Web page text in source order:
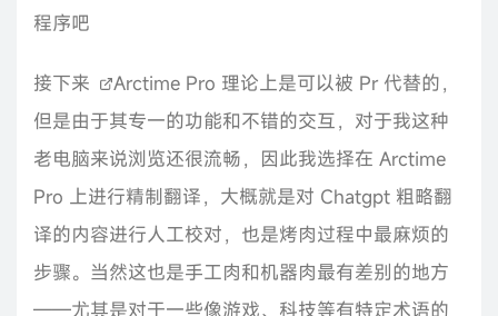
程序吧
接下来 Arctime Pro 理论上是可以被 Pr 代替的，
但是由于其专一的功能和不错的交互，对于我这种
老电脑来说浏览还很流畅，因此我选择在 Arctime
Pro 上进行精制翻译，大概就是对 Chatgpt 粗略翻
译的内容进行人工校对，也是烤肉过程中最麻烦的
步骤。当然这也是手工肉和机器肉最有差别的地方
——尤其是对于一些像游戏、科技等有特定术语的